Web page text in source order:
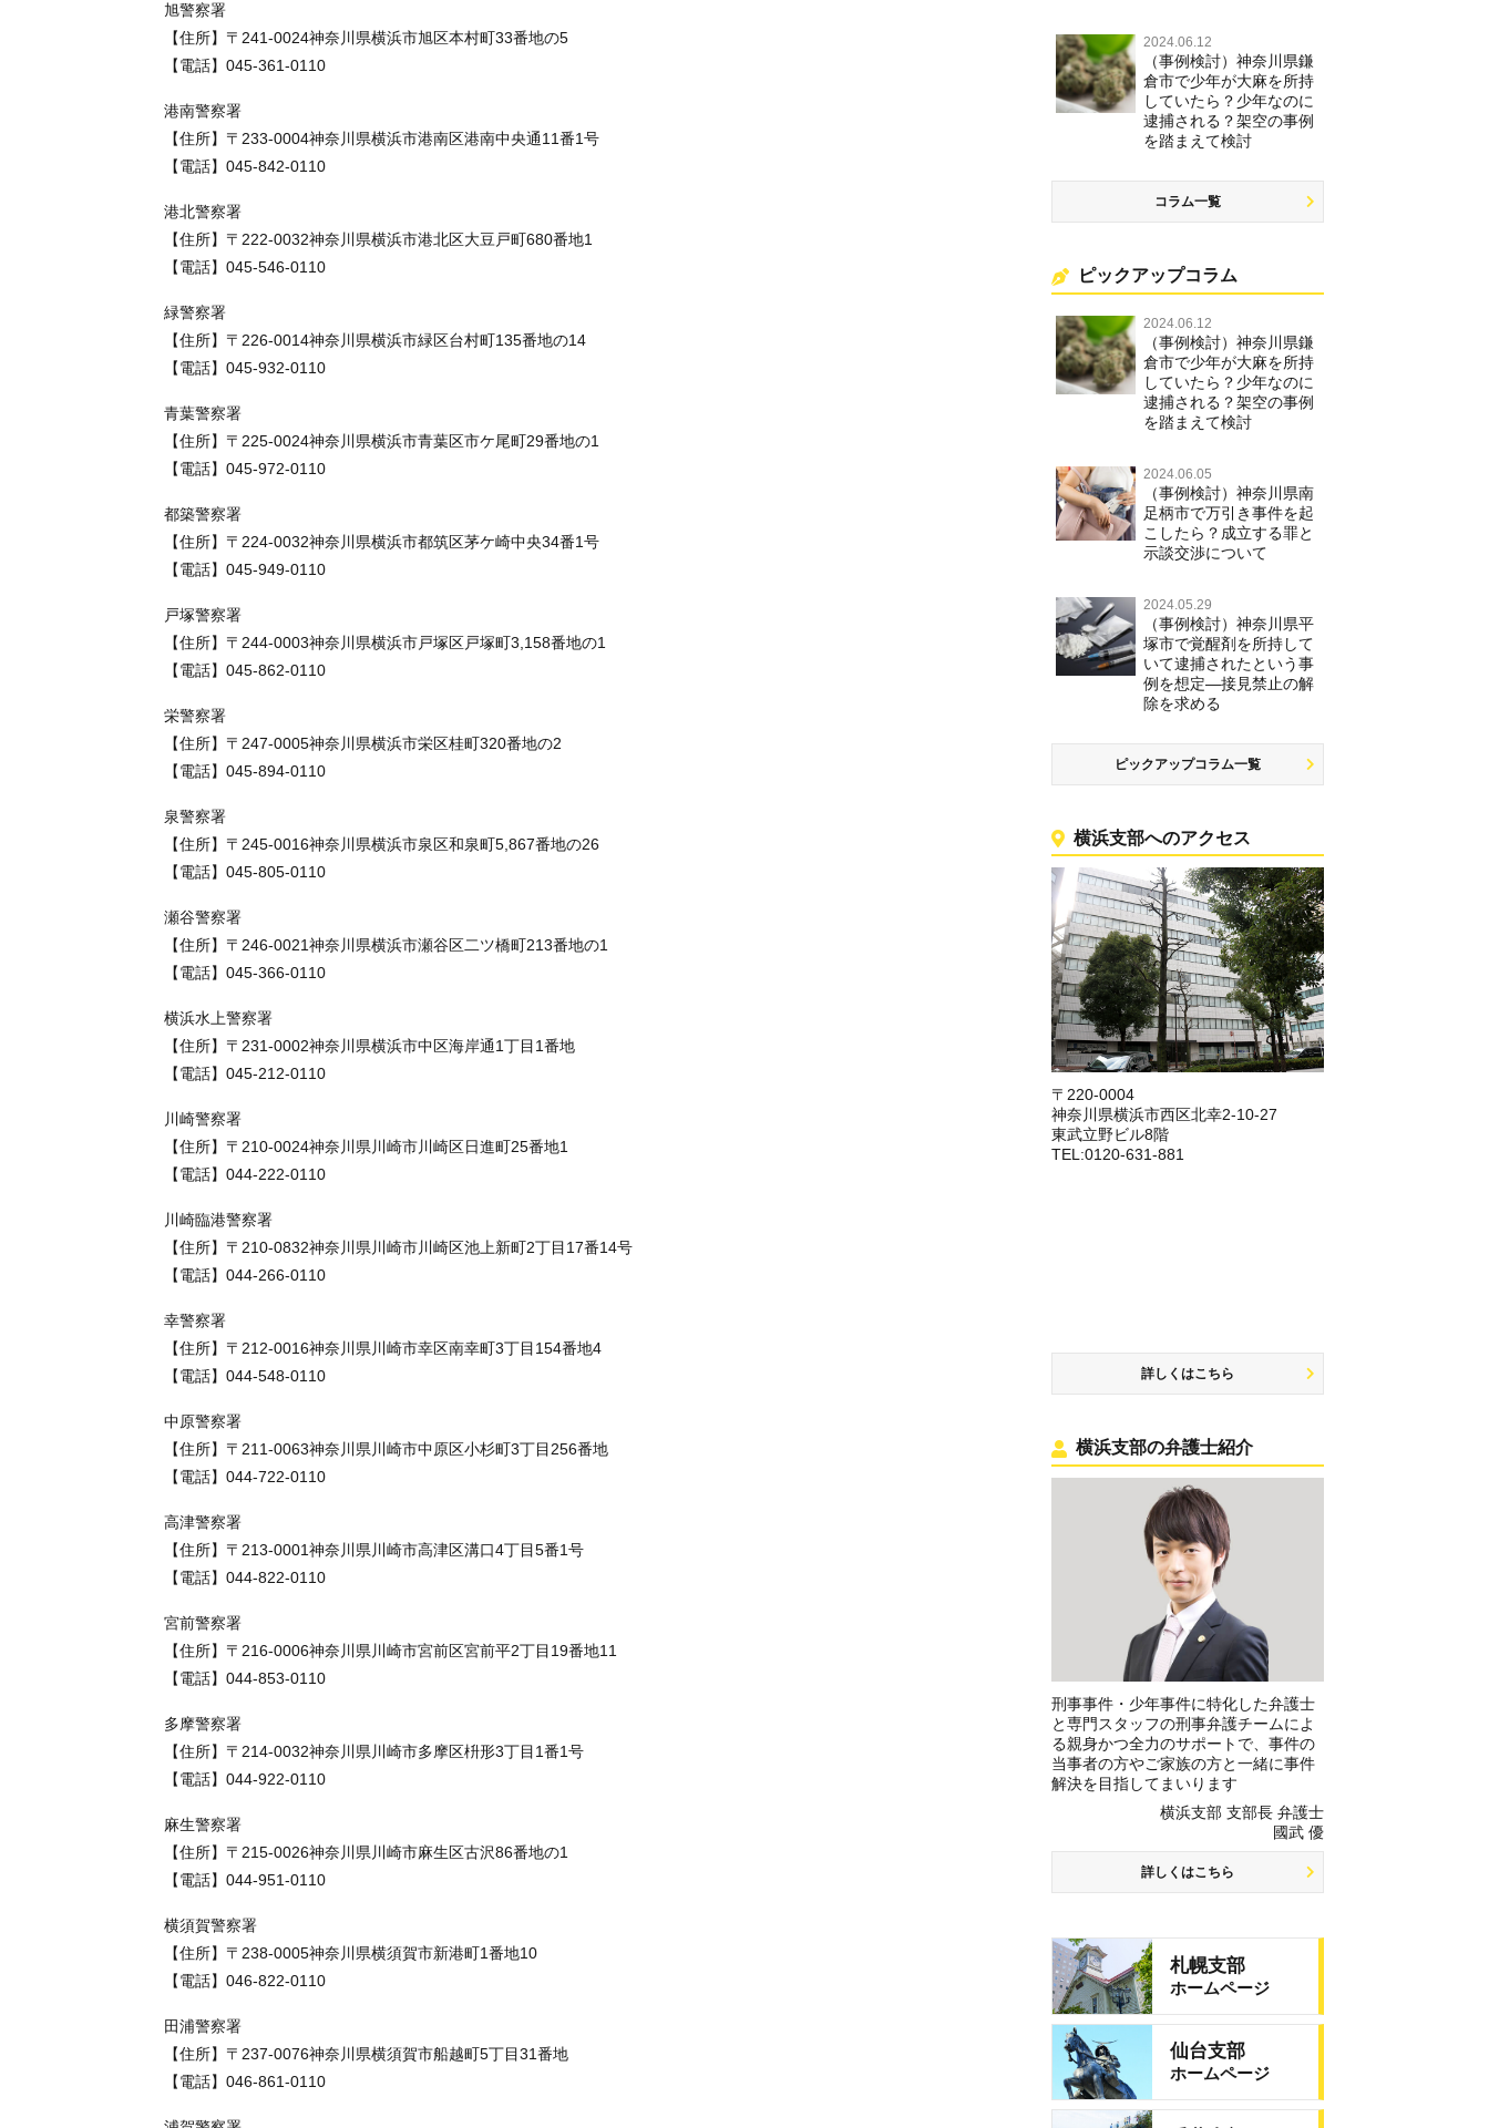
旭警察署
【住所】〒241-0024神奈川県横浜市旭区本村町33番地の5
【電話】045-361-0110
港南警察署
【住所】〒233-0004神奈川県横浜市港南区港南中央通11番1号
【電話】045-842-0110
港北警察署
【住所】〒222-0032神奈川県横浜市港北区大豆戸町680番地1
【電話】045-546-0110
緑警察署
【住所】〒226-0014神奈川県横浜市緑区台村町135番地の14
【電話】045-932-0110
青葉警察署
【住所】〒225-0024神奈川県横浜市青葉区市ケ尾町29番地の1
【電話】045-972-0110
都築警察署
【住所】〒224-0032神奈川県横浜市都筑区茅ケ崎中央34番1号
【電話】045-949-0110
戸塚警察署
【住所】〒244-0003神奈川県横浜市戸塚区戸塚町3,158番地の1
【電話】045-862-0110
栄警察署
【住所】〒247-0005神奈川県横浜市栄区桂町320番地の2
【電話】045-894-0110
泉警察署
【住所】〒245-0016神奈川県横浜市泉区和泉町5,867番地の26
【電話】045-805-0110
瀬谷警察署
【住所】〒246-0021神奈川県横浜市瀬谷区二ツ橋町213番地の1
【電話】045-366-0110
横浜水上警察署
【住所】〒231-0002神奈川県横浜市中区海岸通1丁目1番地
【電話】045-212-0110
川崎警察署
【住所】〒210-0024神奈川県川崎市川崎区日進町25番地1
【電話】044-222-0110
川崎臨港警察署
【住所】〒210-0832神奈川県川崎市川崎区池上新町2丁目17番14号
【電話】044-266-0110
幸警察署
【住所】〒212-0016神奈川県川崎市幸区南幸町3丁目154番地4
【電話】044-548-0110
中原警察署
【住所】〒211-0063神奈川県川崎市中原区小杉町3丁目256番地
【電話】044-722-0110
高津警察署
【住所】〒213-0001神奈川県川崎市高津区溝口4丁目5番1号
【電話】044-822-0110
宮前警察署
【住所】〒216-0006神奈川県川崎市宮前区宮前平2丁目19番地11
【電話】044-853-0110
多摩警察署
【住所】〒214-0032神奈川県川崎市多摩区枡形3丁目1番1号
【電話】044-922-0110
麻生警察署
【住所】〒215-0026神奈川県川崎市麻生区古沢86番地の1
【電話】044-951-0110
横須賀警察署
【住所】〒238-0005神奈川県横須賀市新港町1番地10
【電話】046-822-0110
田浦警察署
【住所】〒237-0076神奈川県横須賀市船越町5丁目31番地
【電話】046-861-0110
2024.06.12
（事例検討）神奈川県鎌
倉市で少年が大麻を所持
していたら？少年なのに
逮捕される？架空の事例
を踏まえて検討
コラム一覧
ピックアップコラム
2024.06.12
（事例検討）神奈川県鎌
倉市で少年が大麻を所持
していたら？少年なのに
逮捕される？架空の事例
を踏まえて検討
2024.06.05
（事例検討）神奈川県南
足柄市で万引き事件を起
こしたら？成立する罪と
示談交渉について
2024.05.29
（事例検討）神奈川県平
塚市で覚醒剤を所持して
いて逮捕されたという事
例を想定―接見禁止の解
除を求める
ピックアップコラム一覧
横浜支部へのアクセス
〒220-0004
神奈川県横浜市西区北幸2-10-27
東武立野ビル8階
TEL:0120-631-881
詳しくはこちら
横浜支部の弁護士紹介
刑事事件・少年事件に特化した弁護士
と専門スタッフの刑事弁護チームによ
る親身かつ全力のサポートで、事件の
当事者の方やご家族の方と一緒に事件
解決を目指してまいります
横浜支部 支部長 弁護士
國武 優
詳しくはこちら
札幌支部
ホームページ
仙台支部
ホームページ